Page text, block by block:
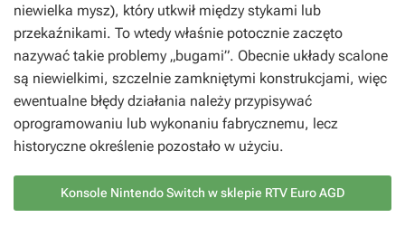
niewielka mysz), który utkwił między stykami lub
przekaźnikami. To wtedy właśnie potocznie zaczęto
nazywać takie problemy „bugami”. Obecnie układy scalone
są niewielkimi, szczelnie zamkniętymi konstrukcjami, więc
ewentualne błędy działania należy przypisywać
oprogramowaniu lub wykonaniu fabrycznemu, lecz
historyczne określenie pozostało w użyciu.
Konsole Nintendo Switch w sklepie RTV Euro AGD